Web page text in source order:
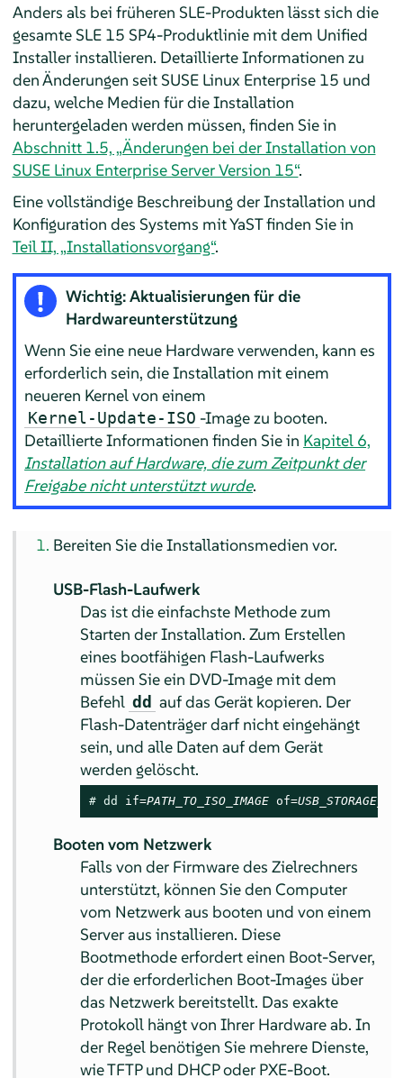
Anders als bei früheren SLE-Produkten lässt sich die
gesamte SLE 15 SP4-Produktlinie mit dem Unified
Installer installieren. Detaillierte Informationen zu
den Änderungen seit SUSE Linux Enterprise 15 und
dazu, welche Medien für die Installation
heruntergeladen werden müssen, finden Sie in
Abschnitt 1.5, „Änderungen bei der Installation von
SUSE Linux Enterprise Server Version 15“.
Eine vollständige Beschreibung der Installation und
Konfiguration des Systems mit YaST finden Sie in
Teil II, „Installationsvorgang“.
Wichtig: Aktualisierungen für die
Hardwareunterstützung
Wenn Sie eine neue Hardware verwenden, kann es
erforderlich sein, die Installation mit einem
neueren Kernel von einem
Kernel-Update-ISO -Image zu booten.
Detaillierte Informationen finden Sie in Kapitel 6,
Installation auf Hardware, die zum Zeitpunkt der
Freigabe nicht unterstützt wurde.
Bereiten Sie die Installationsmedien vor.
USB-Flash-Laufwerk
Das ist die einfachste Methode zum
Starten der Installation. Zum Erstellen
eines bootfähigen Flash-Laufwerks
müssen Sie ein DVD-Image mit dem
Befehl dd auf das Gerät kopieren. Der
Flash-Datenträger darf nicht eingehängt
sein, und alle Daten auf dem Gerät
werden gelöscht.
# dd if=PATH_TO_ISO_IMAGE of=
Booten vom Netzwerk
Falls von der Firmware des Zielrechners
unterstützt, können Sie den Computer
vom Netzwerk aus booten und von einem
Server aus installieren. Diese
Bootmethode erfordert einen Boot-Server,
der die erforderlichen Boot-Images über
das Netzwerk bereitstellt. Das exakte
Protokoll hängt von Ihrer Hardware ab. In
der Regel benötigen Sie mehrere Dienste,
wie TFTP und DHCP oder PXE-Boot.